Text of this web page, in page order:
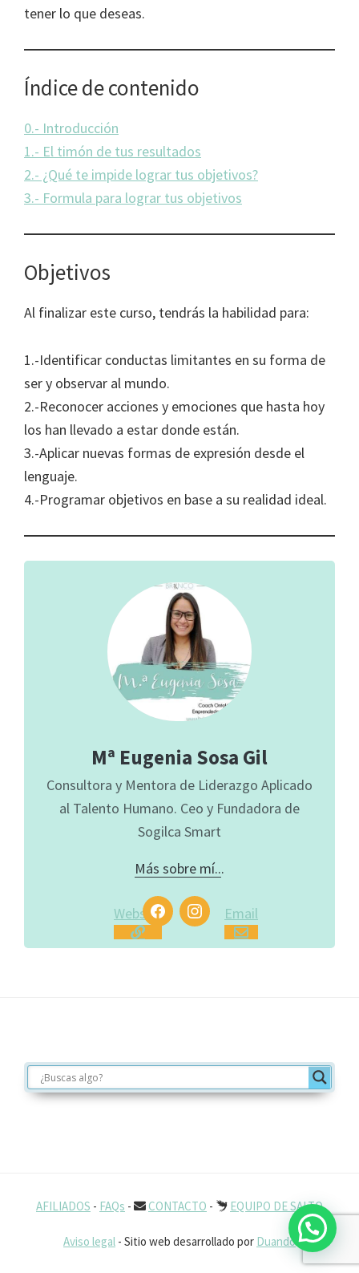
tener lo que deseas.
Índice de contenido
0.- Introducción
1.- El timón de tus resultados
2.- ¿Qué te impide lograr tus objetivos?
3.- Formula para lograr tus objetivos
Objetivos
Al finalizar este curso, tendrás la habilidad para:
1.-Identificar conductas limitantes en su forma de
ser y observar al mundo.
2.-Reconocer acciones y emociones que hasta hoy
los han llevado a estar donde están.
3.-Aplicar nuevas formas de expresión desde el
lenguaje.
4.-Programar objetivos en base a su realidad ideal.
Mª Eugenia Sosa Gil
Consultora y Mentora de Liderazgo Aplicado
al Talento Humano. Ceo y Fundadora de
Sogilca Smart
Más sobre mí...
Website Email
Footer
AFILIADOS - FAQs - CONTACTO - EQUIPO DE SALTO
Aviso legal - Sitio web desarrollado por Duando